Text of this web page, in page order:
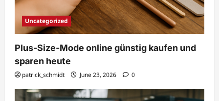
Uncategorized
Plus-Size-Mode online günstig kaufen und
sparen heute
patrick_schmidt June 23, 2026 0